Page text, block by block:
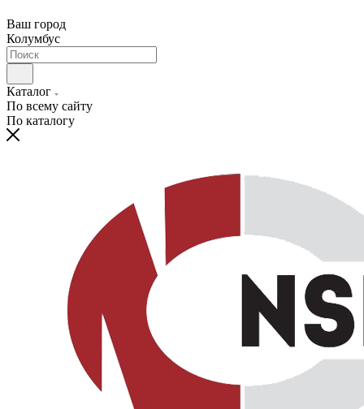
Ваш город
Колумбус
Каталог
По всему сайту
По каталогу